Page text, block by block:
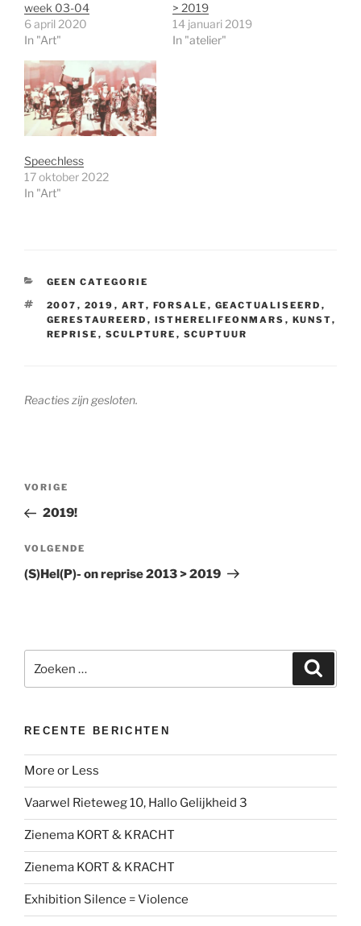
week 03-04
6 april 2020
In "Art"
> 2019
14 januari 2019
In "atelier"
Speechless
17 oktober 2022
In "Art"
CATEGORIEËN
GEEN CATEGORIE
TAGS
2007 , 2019 , ART, FORSALE , GEACTUALISEERD ,
GERESTAUREERD , ISTHERELIFEONMARS , KUNST,
REPRISE , SCULPTURE , SCUPTUUR
Reacties zijn gesloten.
Vorig
bericht
VORIGE
2019!
Volgend
bericht
VOLGENDE
(S)Hel(P)- on reprise 2013 > 2019
naar:
RECENTE BERICHTEN
More or Less
Vaarwel Rieteweg 10, Hallo Gelijkheid 3
Zienema KORT & KRACHT
Zienema KORT & KRACHT
Exhibition Silence = Violence